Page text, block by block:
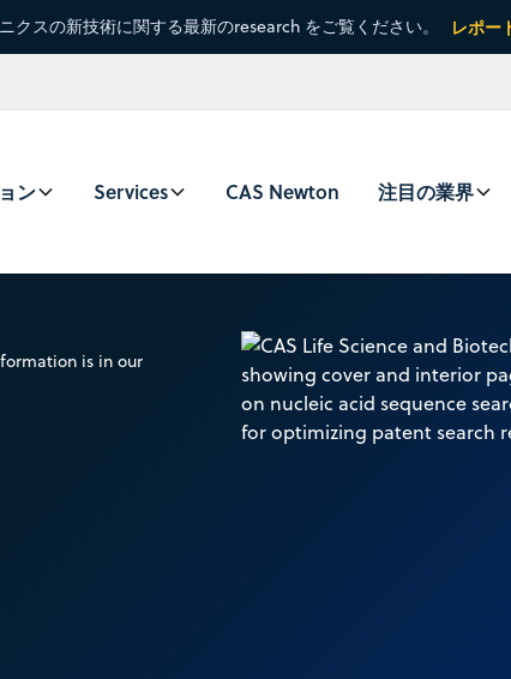
クスの新技術に関する最新のresearch をご覧ください。 レポー
ン Services CAS Newton 注目の業界
is in our